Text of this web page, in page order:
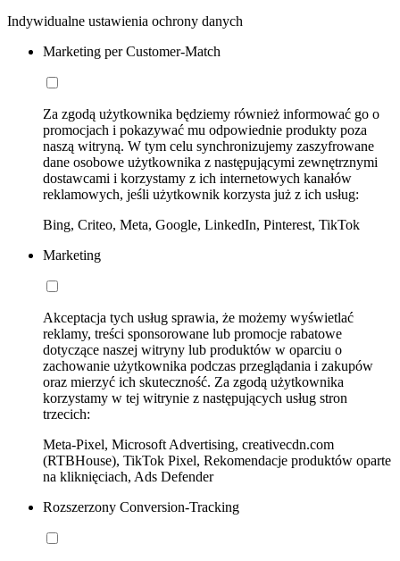
Indywidualne ustawienia ochrony danych
Marketing per Customer-Match
Za zgodą użytkownika będziemy również informować go o
promocjach i pokazywać mu odpowiednie produkty poza
naszą witryną. W tym celu synchronizujemy zaszyfrowane
dane osobowe użytkownika z następującymi zewnętrznymi
dostawcami i korzystamy z ich internetowych kanałów
reklamowych, jeśli użytkownik korzysta już z ich usług:
Bing, Criteo, Meta, Google, LinkedIn, Pinterest, TikTok
Marketing
Akceptacja tych usług sprawia, że możemy wyświetlać
reklamy, treści sponsorowane lub promocje rabatowe
dotyczące naszej witryny lub produktów w oparciu o
zachowanie użytkownika podczas przeglądania i zakupów
oraz mierzyć ich skuteczność. Za zgodą użytkownika
korzystamy w tej witrynie z następujących usług stron
trzecich:
Meta-Pixel, Microsoft Advertising, creativecdn.com
(RTBHouse), TikTok Pixel, Rekomendacje produktów oparte
na kliknięciach, Ads Defender
Rozszerzony Conversion-Tracking